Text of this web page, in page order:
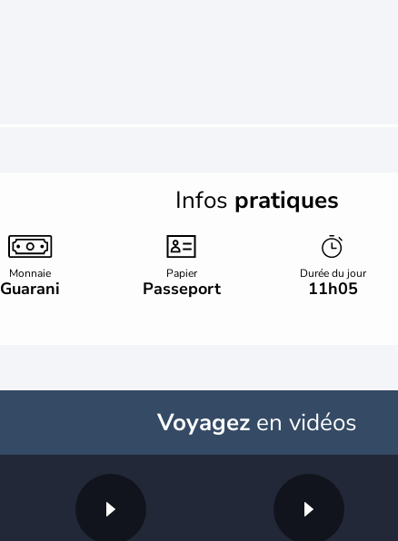
Infos pratiques
Monnaie
Guarani
Papier
Passeport
Durée du jour
11h05
Voyagez en vidéos